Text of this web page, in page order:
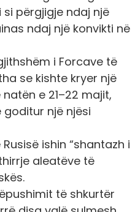
përgjigje ndaj një
ndaj një konvikti në
i Forcave të
se kishte kryer një
e 21–22 majit,
një njësi
ishin “shantazh i
aleatëve të
të shkurtër